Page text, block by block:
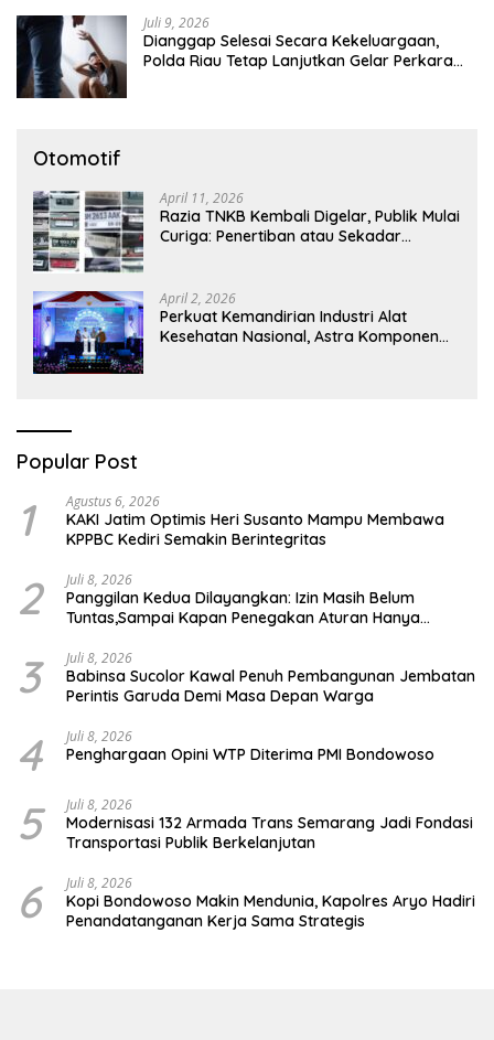
Juli 9, 2026
Dianggap Selesai Secara Kekeluargaan,
Polda Riau Tetap Lanjutkan Gelar Perkara
Otomotif
April 11, 2026
Razia TNKB Kembali Digelar, Publik Mulai
Curiga: Penertiban atau Sekadar
April 2, 2026
Perkuat Kemandirian Industri Alat
Kesehatan Nasional, Astra Komponen
Popular Post
1 Agustus 6, 2026
KAKI Jatim Optimis Heri Susanto Mampu Membawa
KPPBC Kediri Semakin Berintegritas
2 Juli 8, 2026
Panggilan Kedua Dilayangkan: Izin Masih Belum
Tuntas,Sampai Kapan Penegakan Aturan Hanya
3 Juli 8, 2026
Babinsa Sucolor Kawal Penuh Pembangunan Jembatan
Perintis Garuda Demi Masa Depan Warga
4 Juli 8, 2026
Penghargaan Opini WTP Diterima PMI Bondowoso
5 Juli 8, 2026
Modernisasi 132 Armada Trans Semarang Jadi Fondasi
Transportasi Publik Berkelanjutan
6 Juli 8, 2026
Kopi Bondowoso Makin Mendunia, Kapolres Aryo Hadiri
Penandatanganan Kerja Sama Strategis